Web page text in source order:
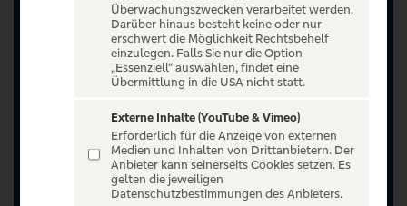
Jetzt anmelden oder registrieren
Unser Ticketangebot ist exklusiv Kunden der
Volksbanken Raiffeisenbanken vorbehalten.
Überwachungszwecken verarbeitet werden.
Darüber hinaus besteht keine oder nur
erschwert die Möglichkeit Rechtsbehelf
einzulegen. Falls Sie nur die Option
„Essenziell“ auswählen, findet eine
Übermittlung in die USA nicht statt.
Externe Inhalte (YouTube & Vimeo)
Erforderlich für die Anzeige von externen
Medien und Inhalten von Drittanbietern. Der
Anbieter kann seinerseits Cookies setzen. Es
gelten die jeweiligen
Datenschutzbestimmungen des Anbieters.